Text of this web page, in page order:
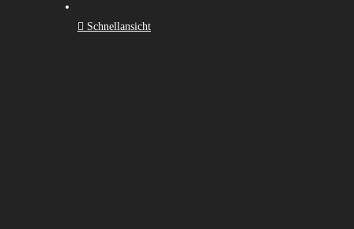
Schnellansicht